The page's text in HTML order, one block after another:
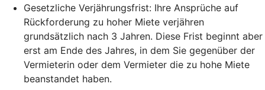
Gesetzliche Verjährungsfrist: Ihre Ansprüche auf
Rückforderung zu hoher Miete verjähren
grundsätzlich nach 3 Jahren. Diese Frist beginnt aber
erst am Ende des Jahres, in dem Sie gegenüber der
Vermieterin oder dem Vermieter die zu hohe Miete
beanstandet haben.